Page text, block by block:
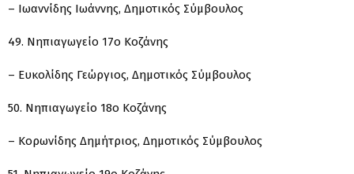
– Ιωαννίδης Ιωάννης, Δημοτικός Σύμβουλος
49. Νηπιαγωγείο 17ο Κοζάνης
– Ευκολίδης Γεώργιος, Δημοτικός Σύμβουλος
50. Νηπιαγωγείο 18ο Κοζάνης
– Κορωνίδης Δημήτριος, Δημοτικός Σύμβουλος